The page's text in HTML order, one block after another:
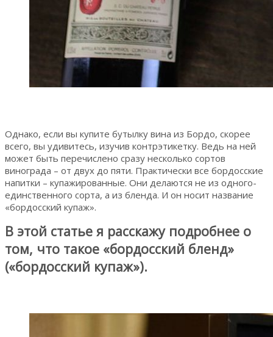
Однако, если вы купите бутылку вина из Бордо, скорее
всего, вы удивитесь, изучив контрэтикетку. Ведь на ней
может быть перечислено сразу несколько сортов
винограда – от двух до пяти. Практически все бордосские
напитки – купажированные. Они делаются не из одного-
единственного сорта, а из бленда. И он носит название
«бордосский купаж».
В этой статье я расскажу подробнее о
том, что такое «бордосский бленд»
(«бордосский купаж»).